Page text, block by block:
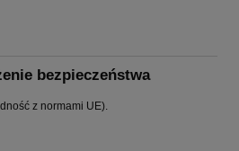
bezpieczeństwa
z normami UE).